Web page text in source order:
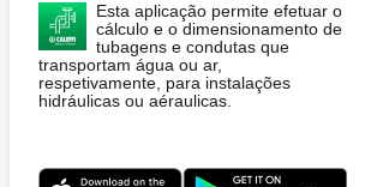
Esta aplicação permite efetuar o
cálculo e o dimensionamento de
tubagens e condutas que
transportam água ou ar,
respetivamente, para instalações
hidráulicas ou aéraulicas.